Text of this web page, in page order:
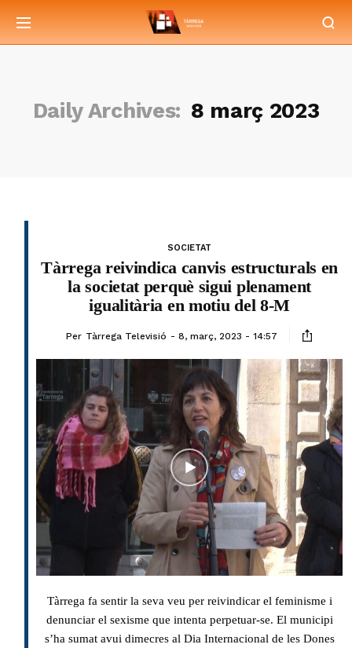
Daily Archives: 8 març 2023
SOCIETAT
Tàrrega reivindica canvis estructurals en
la societat perquè sigui plenament
igualitària en motiu del 8-M
Per Tàrrega Televisió 8, març, 2023 - 14:57
Tàrrega fa sentir la seva veu per reivindicar el feminisme i
denunciar el sexisme que intenta perpetuar-se. El municipi
s’ha sumat avui dimecres al Dia Internacional de les Dones